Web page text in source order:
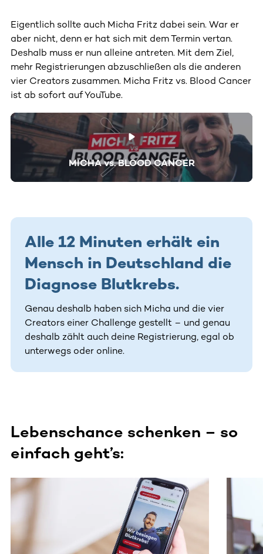
Eigentlich sollte auch Micha Fritz dabei sein. War er
aber nicht, denn er hat sich mit dem Termin vertan.
Deshalb muss er nun alleine antreten. Mit dem Ziel,
mehr Registrierungen abzuschließen als die anderen
vier Creators zusammen. Micha Fritz vs. Blood Cancer
ist ab sofort auf YouTube.
MICHA vs. BLOOD CANCER
Alle 12 Minuten erhält ein
Mensch in Deutschland die
Diagnose Blutkrebs.
Genau deshalb haben sich Micha und die vier
Creators einer Challenge gestellt – und genau
deshalb zählt auch deine Registrierung, egal ob
unterwegs oder online.
Lebenschance schenken – so
einfach geht’s:
Dieser Bereich enthält horizontal scrollbare Inhalte.